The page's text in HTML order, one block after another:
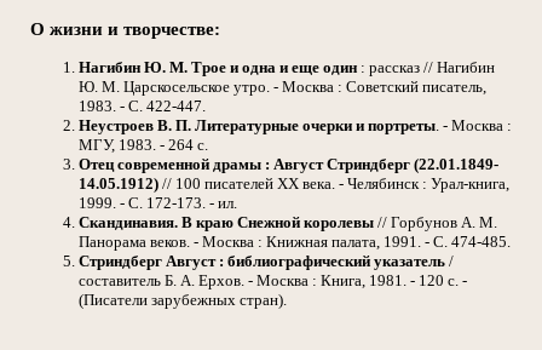
О жизни и творчестве:
Нагибин Ю. М. Трое и одна и еще один : рассказ // Нагибин
Ю. М. Царскосельское утро. - Москва : Советский писатель,
1983. - С. 422-447.
Неустроев В. П. Литературные очерки и портреты . - Москва :
МГУ, 1983. - 264 с.
Отец современной драмы : Август Стриндберг (22.01.1849-
14.05.1912) // 100 писателей XX века. - Челябинск : Урал-книга,
1999. - С. 172-173. - ил.
Скандинавия. В краю Снежной королевы // Горбунов А. М.
Панорама веков. - Москва : Книжная палата, 1991. - С. 474-485.
Стриндберг Август : библиографический указатель /
составитель Б. А. Ерхов. - Москва : Книга, 1981. - 120 с. -
(Писатели зарубежных стран).